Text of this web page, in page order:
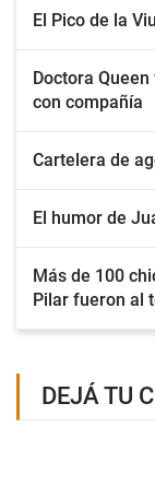
El Pico de la
Doctora
con compañía
Cartelera de
El humor de
Más de 100
Pilar fueron al
DEJÁ TU